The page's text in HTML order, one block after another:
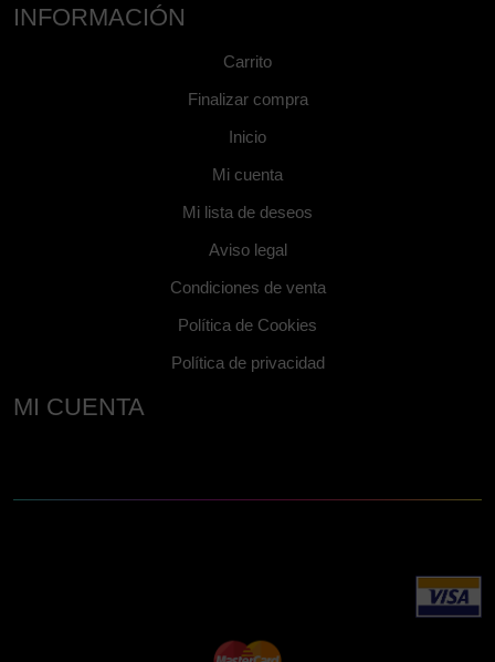
INFORMACIÓN
Carrito
Finalizar compra
Inicio
Mi cuenta
Mi lista de deseos
Aviso legal
Condiciones de venta
Política de Cookies
Política de privacidad
MI CUENTA